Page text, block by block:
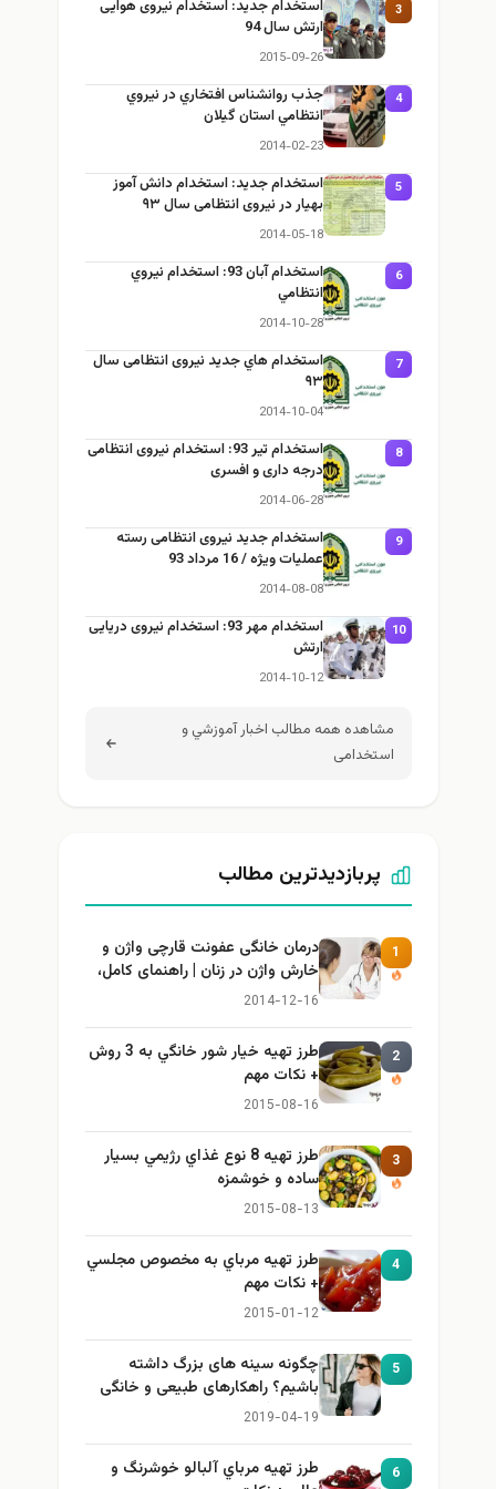
3
استخدام جديد: استخدام نیروی هوایی
ارتش سال 94
2015-09-26
4
جذب روانشناس افتخاري در نيروي
انتظامي استان گیلان
2014-02-23
5
استخدام جديد: استخدام دانش آموز
بهيار در نیروی انتظامی سال ۹۳
2014-05-18
6
استخدام آبان 93: استخدام نيروي
انتظامي
2014-10-28
7
استخدام هاي جديد نیروی انتظامی سال
۹۳
2014-10-04
8
استخدام تير 93: استخدام نیروی انتظامی
درجه داری و افسری
2014-06-28
9
استخدام جديد نیروی انتظامی رسته
عملیات ویژه / 16 مرداد 93
2014-08-08
10
استخدام مهر 93: استخدام نیروی دریایی
ارتش
2014-10-12
مشاهده همه مطالب اخبار آموزشي و
استخدامی
پربازدیدترین مطالب
1
درمان خانگی عفونت قارچی واژن و
خارش واژن در زنان | راهنمای کامل،
ایمن و کاربردی
2014-12-16
2
طرز تهيه خیار شور خانگي به 3 روش
+ نكات مهم
2015-08-16
3
طرز تهيه 8 نوع غذاي رژيمي بسيار
ساده و خوشمزه
2015-08-13
4
طرز تهيه مرباي به مخصوص مجلسي
+ نكات مهم
2015-01-12
5
چگونه سینه های بزرگ داشته
باشیم؟ راهکارهای طبیعی و خانگی
برای بزرگ کردن سینه
2019-04-19
6
طرز تهيه مرباي آلبالو خوشرنگ و